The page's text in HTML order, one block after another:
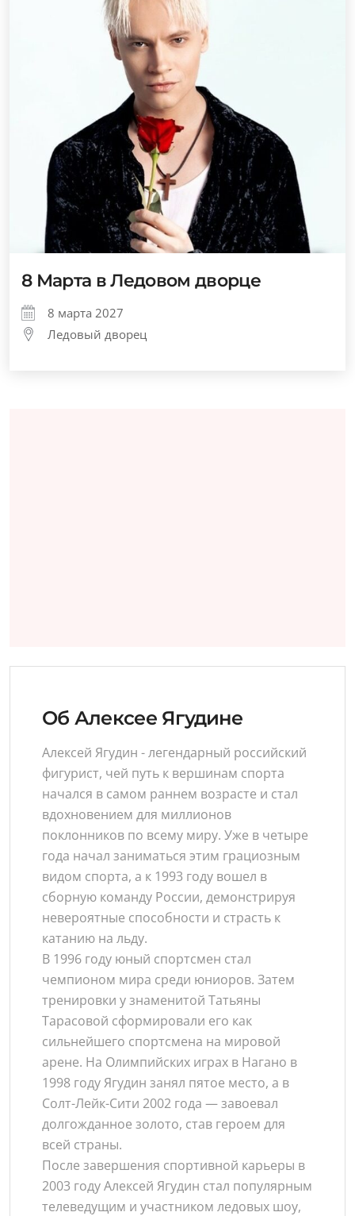
8 Марта в Ледовом дворце
8 марта 2027
Ледовый дворец
Об Алексее Ягудине
Алексей Ягудин - легендарный российский
фигурист, чей путь к вершинам спорта
начался в самом раннем возрасте и стал
вдохновением для миллионов
поклонников по всему миру. Уже в четыре
года начал заниматься этим грациозным
видом спорта, а к 1993 году вошел в
сборную команду России, демонстрируя
невероятные способности и страсть к
катанию на льду.
В 1996 году юный спортсмен стал
чемпионом мира среди юниоров. Затем
тренировки у знаменитой Татьяны
Тарасовой сформировали его как
сильнейшего спортсмена на мировой
арене. На Олимпийских играх в Нагано в
1998 году Ягудин занял пятое место, а в
Солт-Лейк-Сити 2002 года — завоевал
долгожданное золото, став героем для
всей страны.
После завершения спортивной карьеры в
2003 году Алексей Ягудин стал популярным
телеведущим и участником ледовых шоу,